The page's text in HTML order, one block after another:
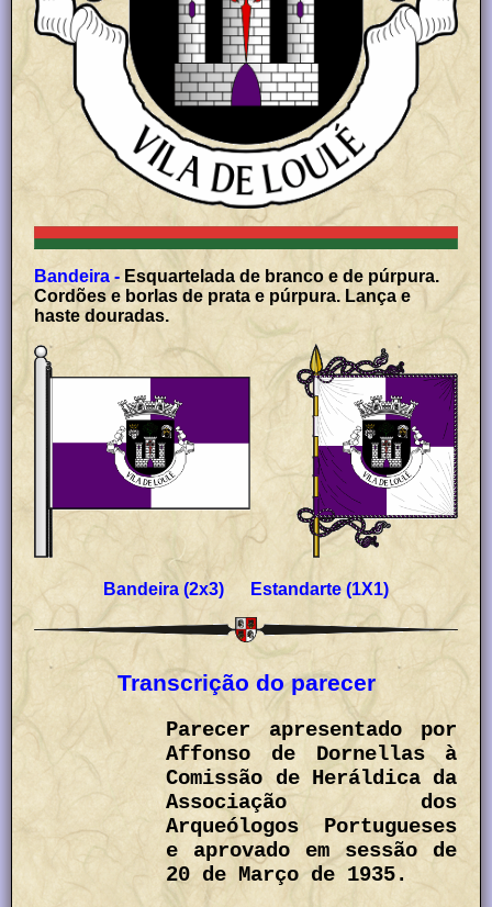
Bandeira - Esquartelada de branco e de púrpura.
Cordões e borlas de prata e púrpura. Lança e
haste douradas.
Bandeira (2x3) Estandarte (1X1)
Transcrição do parecer
Parecer apresentado por
Affonso de Dornellas à
Comissão de Heráldica da
Associação dos
Arqueólogos Portugueses
e aprovado em sessão de
20 de Março de 1935.